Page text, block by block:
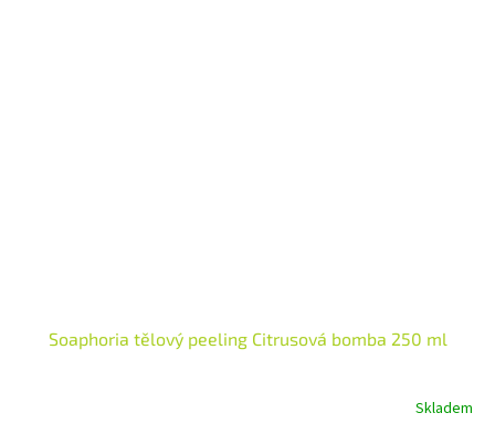
Soaphoria tělový peeling Citrusová bomba 250 ml
Skladem